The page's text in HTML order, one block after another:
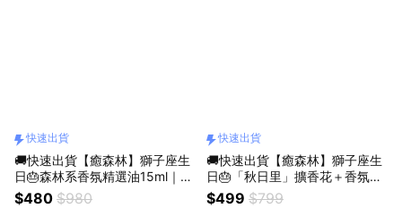
快速出貨
🚚快速出貨【癒森林】獅子座生
日🎂森林系香氛精選油15ml｜10
款選1（收禮人自選香氣／生日
禮物／質感送禮／療癒系禮物／
$480 $980
快速出貨
🚚快速出貨【癒森林】獅子座生
日🎂「秋日里」擴香花＋香氛油
5ml（生日禮物／畢業禮物／質
感送禮／療癒系禮物／送禮推
$499 $799